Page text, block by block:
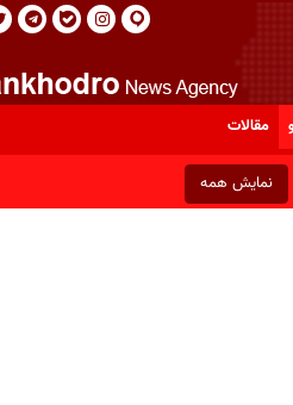
مقالات
نمایش همه